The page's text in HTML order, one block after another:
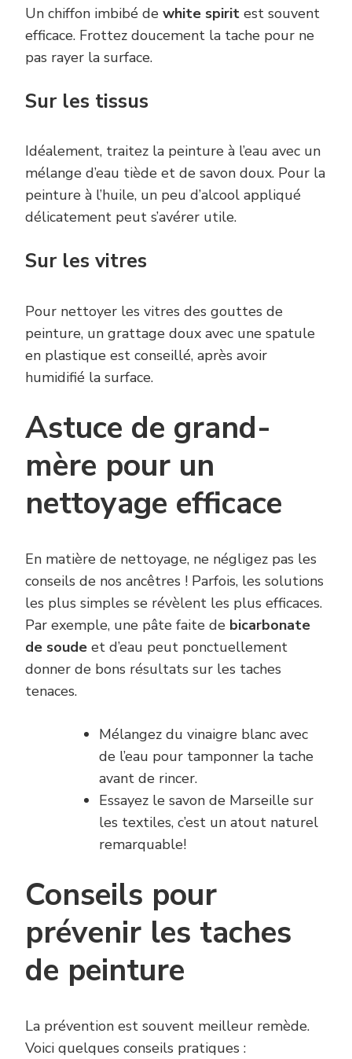
Un chiffon imbibé de white spirit est souvent
efficace. Frottez doucement la tache pour ne
pas rayer la surface.
Sur les tissus
Idéalement, traitez la peinture à l’eau avec un
mélange d’eau tiède et de savon doux. Pour la
peinture à l’huile, un peu d’alcool appliqué
délicatement peut s’avérer utile.
Sur les vitres
Pour nettoyer les vitres des gouttes de
peinture, un grattage doux avec une spatule
en plastique est conseillé, après avoir
humidifié la surface.
Astuce de grand-
mère pour un
nettoyage efficace
En matière de nettoyage, ne négligez pas les
conseils de nos ancêtres ! Parfois, les solutions
les plus simples se révèlent les plus efficaces.
Par exemple, une pâte faite de bicarbonate
de soude et d’eau peut ponctuellement
donner de bons résultats sur les taches
tenaces.
Mélangez du vinaigre blanc avec
de l’eau pour tamponner la tache
avant de rincer.
Essayez le savon de Marseille sur
les textiles, c’est un atout naturel
remarquable!
Conseils pour
prévenir les taches
de peinture
La prévention est souvent meilleur remède.
Voici quelques conseils pratiques :